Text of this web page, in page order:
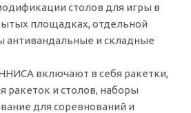
столов для игры в
площадках, отдельной
антивандальные и складные
включают в себя ракетки,
ракеток и столов, наборы
для соревнований и